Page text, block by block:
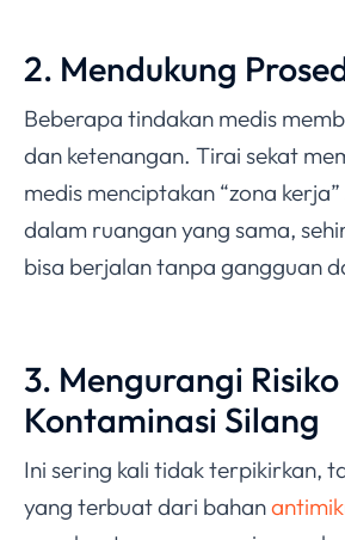
2. Mendukung
Beberapa tindakan medis
dan ketenangan. Tirai sekat
medis menciptakan “zona
dalam ruangan yang sama,
bisa berjalan tanpa gangguan
3. Mengurangi Risiko
Kontaminasi Silang
Ini sering kali tidak terpikirkan,
yang terbuat dari bahan